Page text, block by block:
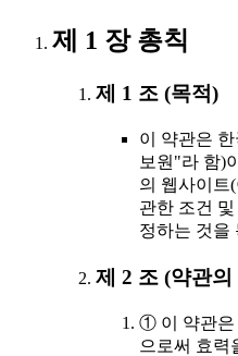
제 1 장 총칙
제 1 조 (목적)
이 약관은
보원"라 함)
의 웹사이트
관한 조건
정하는 것을
제 2 조 (약관
① 이 약관은
으로써 효력